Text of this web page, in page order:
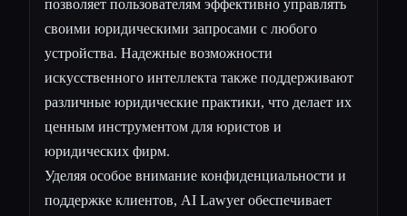
позволяет пользователям эффективно управлять
своими юридическими запросами с любого
устройства. Надежные возможности
искусственного интеллекта также поддерживают
различные юридические практики, что делает их
ценным инструментом для юристов и
юридических фирм.
Уделяя особое внимание конфиденциальности и
поддержке клиентов, AI Lawyer обеспечивает